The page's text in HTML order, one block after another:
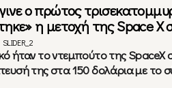
ο πρώτος
η μετοχή της Space
SLIDER_2
ήταν το ντεμπούτο της SpaceX
της στα 150 δολάρια με το